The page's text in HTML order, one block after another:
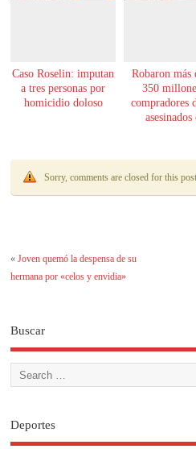
Caso Roselin: imputan
a tres personas por
homicidio doloso
Robaron más
350
compradores
asesinados
Sorry, comments are closed for this post
«Joven quemó la despensa de su
hermana por «celos y envidia»
Buscar
Deportes